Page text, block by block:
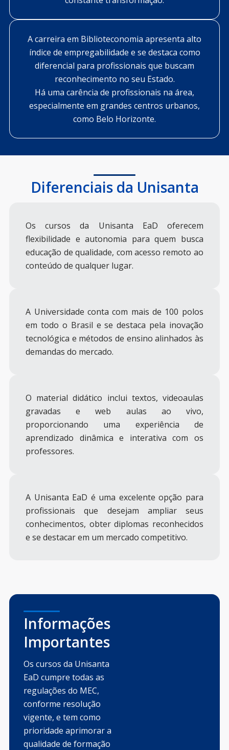
A carreira em Biblioteconomia apresenta alto
índice de empregabilidade e se destaca como
diferencial para profissionais que buscam
reconhecimento no seu Estado.
Há uma carência de profissionais na área,
especialmente em grandes centros urbanos,
como Belo Horizonte.
Diferenciais da Unisanta
Os cursos da Unisanta EaD oferecem
flexibilidade e autonomia para quem busca
educação de qualidade, com acesso remoto ao
conteúdo de qualquer lugar.
A Universidade conta com mais de 100 polos
em todo o Brasil e se destaca pela inovação
tecnológica e métodos de ensino alinhados às
demandas do mercado.
O material didático inclui textos, videoaulas
gravadas e web aulas ao vivo,
proporcionando uma experiência de
aprendizado dinâmica e interativa com os
professores.
A Unisanta EaD é uma excelente opção para
profissionais que desejam ampliar seus
conhecimentos, obter diplomas reconhecidos
e se destacar em um mercado competitivo.
Informações
Importantes
Os cursos da Unisanta
EaD cumpre todas as
regulações do MEC,
conforme resolução
vigente, e tem como
prioridade aprimorar a
qualidade de formação